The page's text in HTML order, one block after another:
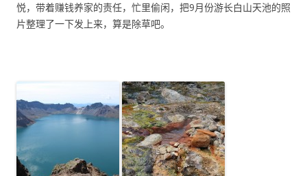
悦，带着赚钱养家的责任，忙里偷闲，把9月份游长白山天池的照
片整理了一下发上来，算是除草吧。